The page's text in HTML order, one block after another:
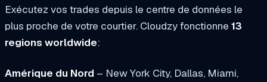
Exécutez vos trades depuis le centre de données le
plus proche de votre courtier. Cloudzy fonctionne 13
regions worldwide:
Amérique du Nord – New York City, Dallas, Miami,